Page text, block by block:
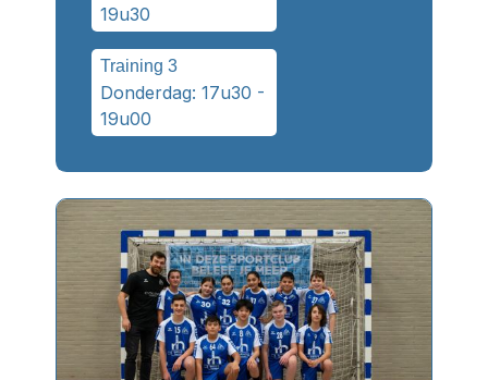
19u30
Training 3
Donderdag: 17u30 -
19u00​